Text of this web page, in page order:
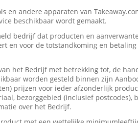
en andere apparaten van
beschikbaar wordt gemaakt.
bedrijf dat producten en
en voor de totstandkoming en
het Bedrijf met betrekking tot, de
worden gesteld binnen zijn
prijzen voor ieder afzonderlijk
bezorggebied (inclusief postcodes),
over het Bedrijf.